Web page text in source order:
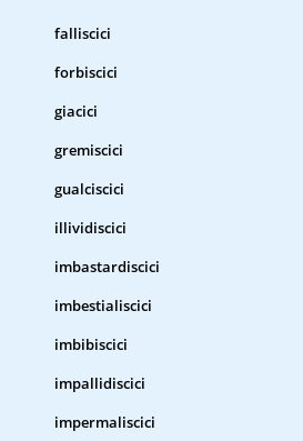
falliscici
forbiscici
giacici
gremiscici
gualciscici
illividiscici
imbastardiscici
imbestialiscici
imbibiscici
impallidiscici
impermaliscici